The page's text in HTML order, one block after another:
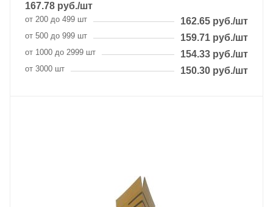
167.78 руб./шт
от 200 до 499 шт 162.65 руб./шт
от 500 до 999 шт 159.71 руб./шт
от 1000 до 2999 шт 154.33 руб./шт
от 3000 шт 150.30 руб./шт